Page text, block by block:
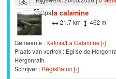
MTB
Gpsla calamine
21.7 km 462 m
Gemeente : Kelmis/La Calamine [›]
Plaats van vertrek : Eglise de
Hergenrath
Schrijver : RégisBalon [›]